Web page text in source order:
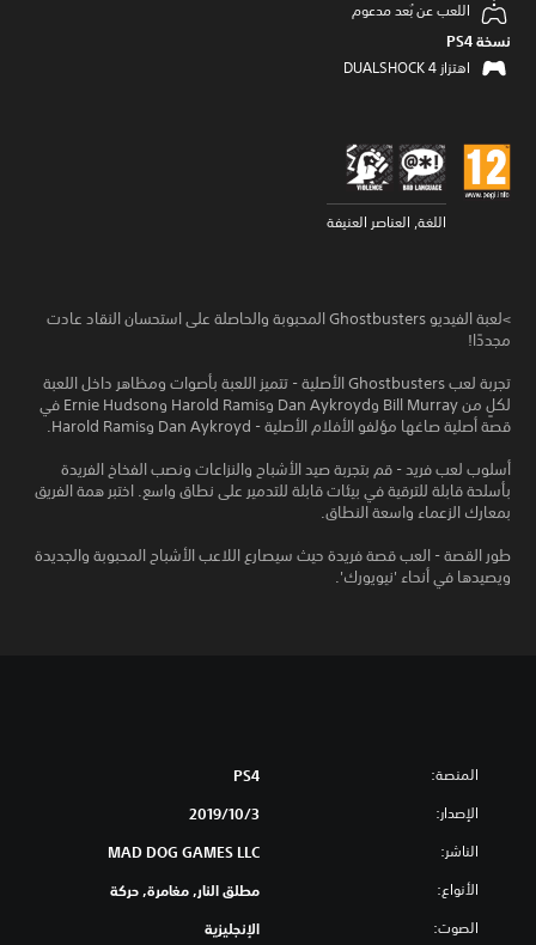
اللعب عن بُعد مدعوم
نسخة PS4‏
اهتزاز DUALSHOCK 4‏
اللغة, العناصر العنيفة
>لعبة الفيديو Ghostbusters المحبوبة والحاصلة على استحسان النقاد عادت
مجددًا!
تجربة لعب Ghostbusters الأصلية - تتميز اللعبة بأصوات ومظاهر داخل اللعبة
لكلٍ من Bill Murray وDan Aykroyd وHarold Ramis وErnie Hudson في
قصة أصلية صاغها مؤلفو الأفلام الأصلية - Dan Aykroyd وHarold Ramis.
أسلوب لعب فريد - قم بتجربة صيد الأشباح والنزاعات ونصب الفخاخ الفريدة
بأسلحة قابلة للترقية في بيئات قابلة للتدمير على نطاق واسع. اختبر همة الفريق
بمعارك الزعماء واسعة النطاق.
طور القصة - العب قصة فريدة حيث سيصارع اللاعب الأشباح المحبوبة والجديدة
ويصيدها في أنحاء 'نيويورك'.
المنصة: PS4
الإصدار: 3‏/10‏/2019
الناشر: MAD DOG GAMES LLC
الأنواع: مطلق النار, مغامرة, حركة
الصوت: الإنجليزية